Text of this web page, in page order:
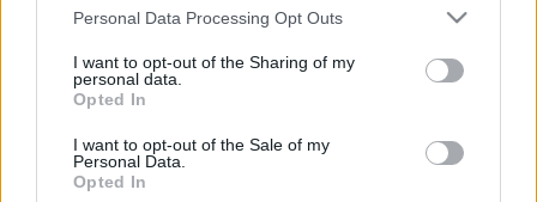
Please note that this website/app uses one or more Google
not limited to your visit or usage behaviour. You may click to
grant or deny consent to Google and its third-party tags to
use your data for below specified purposes in below Google
consent section.
Personal Data Processing Opt Outs
I want to opt-out of the Sharing of my
personal data.
Opted In
I want to opt-out of the Sale of my
Personal Data.
Opted In
A biológia fontossága
Vérszegény éjszakai dúvad
A biológia fontos tantárgy. Gondolom. Engem soha
nem nyűgözött le igazából, csak annyiban,